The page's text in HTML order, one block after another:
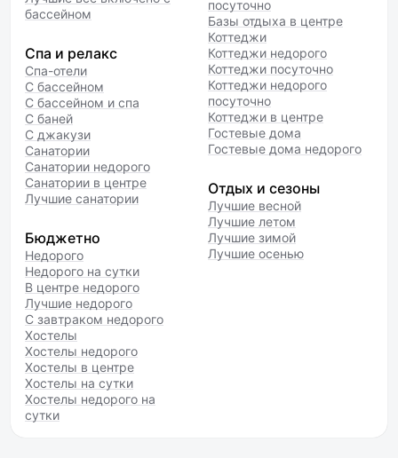
бассейном
Спа и релакс
Спа-отели
С бассейном
С бассейном и спа
С баней
С джакузи
Санатории
Санатории недорого
Санатории в центре
Лучшие санатории
Бюджетно
Недорого
Недорого на сутки
В центре недорого
Лучшие недорого
С завтраком недорого
Хостелы
Хостелы недорого
Хостелы в центре
Хостелы на сутки
Хостелы недорого на
сутки
посуточно
Базы отдыха в центре
Коттеджи
Коттеджи недорого
Коттеджи посуточно
Коттеджи недорого
посуточно
Коттеджи в центре
Гостевые дома
Гостевые дома недорого
Отдых и сезоны
Лучшие весной
Лучшие летом
Лучшие зимой
Лучшие осенью